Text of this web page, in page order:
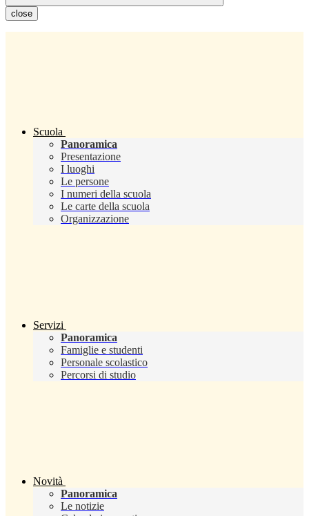
close
Scuola
Panoramica
Presentazione
I luoghi
Le persone
I numeri della scuola
Le carte della scuola
Organizzazione
Servizi
Panoramica
Famiglie e studenti
Personale scolastico
Percorsi di studio
Novità
Panoramica
Le notizie